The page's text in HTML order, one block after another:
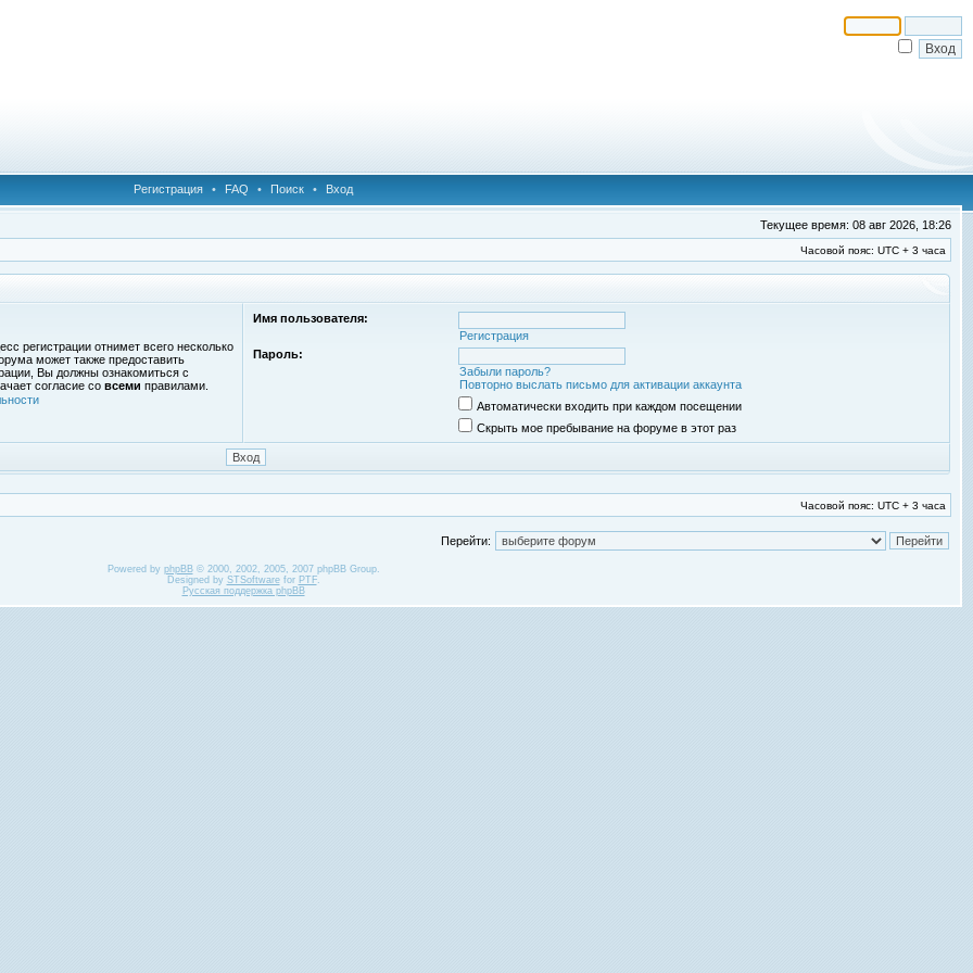
Регистрация • FAQ • Поиск • Вход
Текущее время: 08 авг 2026, 18:26
Часовой пояс: UTC + 3 часа
регистрации отнимет всего несколько
может также предоставить
Вы должны ознакомиться с
согласие со всеми правилами.
Имя пользователя:
Регистрация
Пароль:
Забыли пароль?
Повторно выслать письмо для активации аккаунта
Автоматически входить при каждом посещении
Скрыть мое пребывание на форуме в этот раз
Часовой пояс: UTC + 3 часа
Перейти:
Powered by phpBB© 2000, 2002, 2005, 2007 phpBB Group.
Designed by STSoftwarefor PTF.
Русская поддержка phpBB